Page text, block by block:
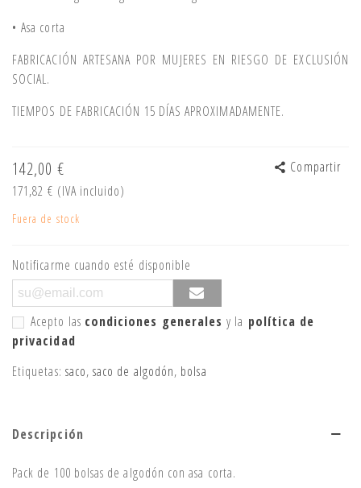
• Asa corta
FABRICACIÓN ARTESANA POR MUJERES EN RIESGO DE EXCLUSIÓN
SOCIAL.
TIEMPOS DE FABRICACIÓN 15 DÍAS APROXIMADAMENTE.
142,00 €
171,82 € (IVA incluido)
Compartir
Fuera de stock
Notificarme cuando esté disponible
Acepto las condiciones generalesy la política de
privacidad
Etiquetas: saco,saco de algodón, bolsa
Descripción
Pack de 100 bolsas de algodón con asa corta.